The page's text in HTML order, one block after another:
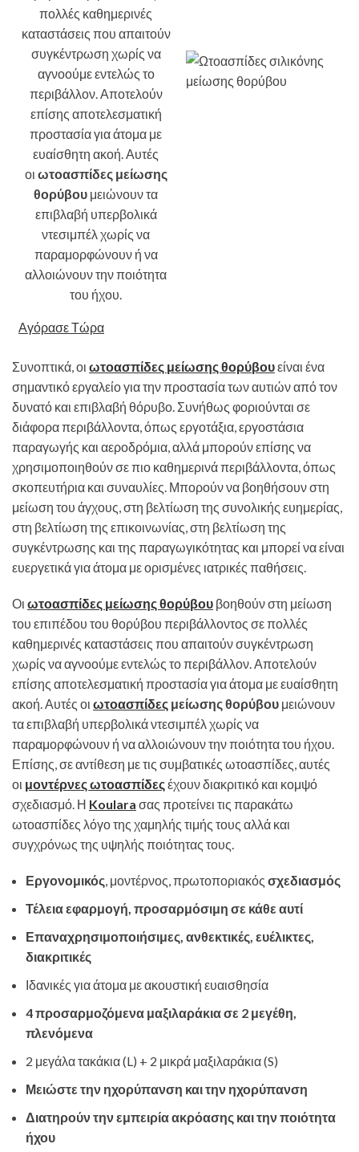
πολλές καθημερινές
καταστάσεις που απαιτούν
συγκέντρωση χωρίς να
αγνοούμε εντελώς το
περιβάλλον. Αποτελούν
επίσης αποτελεσματική
προστασία για άτομα με
ευαίσθητη ακοή. Αυτές
οι ωτοασπίδες μείωσης
θορύβου μειώνουν τα
επιβλαβή υπερβολικά
ντεσιμπέλ χωρίς να
παραμορφώνουν ή να
αλλοιώνουν την ποιότητα
του ήχου.
Αγόρασε Τώρα
Συνοπτικά, οι ωτοασπίδες μείωσης θορύβουείναι ένα
σημαντικό εργαλείο για την προστασία των αυτιών από τον
δυνατό και επιβλαβή θόρυβο. Συνήθως φοριούνται σε
διάφορα περιβάλλοντα, όπως εργοτάξια, εργοστάσια
παραγωγής και αεροδρόμια, αλλά μπορούν επίσης να
χρησιμοποιηθούν σε πιο καθημερινά περιβάλλοντα, όπως
σκοπευτήρια και συναυλίες. Μπορούν να βοηθήσουν στη
μείωση του άγχους, στη βελτίωση της συνολικής ευημερίας,
στη βελτίωση της επικοινωνίας, στη βελτίωση της
συγκέντρωσης και της παραγωγικότητας και μπορεί να είναι
ευεργετικά για άτομα με ορισμένες ιατρικές παθήσεις.
Οι ωτοασπίδες μείωσης θορύβου βοηθούν στη μείωση
του επιπέδου του θορύβου περιβάλλοντος σε πολλές
καθημερινές καταστάσεις που απαιτούν συγκέντρωση
χωρίς να αγνοούμε εντελώς το περιβάλλον. Αποτελούν
επίσης αποτελεσματική προστασία για άτομα με ευαίσθητη
ακοή. Αυτές οι ωτοασπίδες μείωσης θορύβου μειώνουν
τα επιβλαβή υπερβολικά ντεσιμπέλ χωρίς να
παραμορφώνουν ή να αλλοιώνουν την ποιότητα του ήχου.
Επίσης, σε αντίθεση με τις συμβατικές ωτοασπίδες, αυτές
οι μοντέρνες ωτοασπίδεςέχουν διακριτικό και κομψό
σχεδιασμό. Η Koulara σας προτείνει τις παρακάτω
ωτοασπίδες λόγο της χαμηλής τιμής τους αλλά και
συγχρόνως της υψηλής ποιότητας τους.
Εργονομικός, μοντέρνος, πρωτοποριακός σχεδιασμός
Τέλεια εφαρμογή, προσαρμόσιμη σε κάθε αυτί
Επαναχρησιμοποιήσιμες, ανθεκτικές, ευέλικτες,
διακριτικές
Ιδανικές για άτομα με ακουστική ευαισθησία
4 προσαρμοζόμενα μαξιλαράκια σε 2 μεγέθη,
πλενόμενα
2 μεγάλα τακάκια (L) + 2 μικρά μαξιλαράκια (S)
Μειώστε την ηχορύπανση και την ηχορύπανση
Διατηρούν την εμπειρία ακρόασης και την ποιότητα
ήχου